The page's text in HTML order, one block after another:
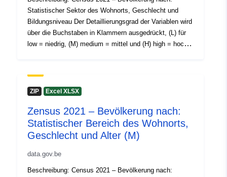
Verzeichnis der
Kataloge:
Zu data.europa.eu hinzugefügt:
22 January 2025
Aktualisiert auf data.europa.eu:
]
Typ:
Polygon
Identifikatoren:
Statistischer Sektor des Wohnorts, Geschlecht und
Bildungsniveau Der Detaillierungsgrad der Variablen wird
über die Buchstaben in Klammern ausgedrückt, (L) für
low = niedrig, (M) medium = mittel und (H) high = hoch.
(EG) Nr. 763/2008 Weitere Informationen, Daten und
Veröffentlichungen zu diesem Thema finden Sie auf
ZIP Excel XLSX
Zensus 2021 – Bevölkerung nach:
Statistischer Bereich des Wohnorts,
Geschlecht und Alter (M)
data.gov.be
Beschreibung: Census 2021 – Bevölkerung nach: